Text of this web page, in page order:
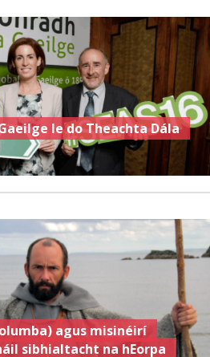
le do Theachta Dála
agus misinéirí
sibhialtacht na hEorpa